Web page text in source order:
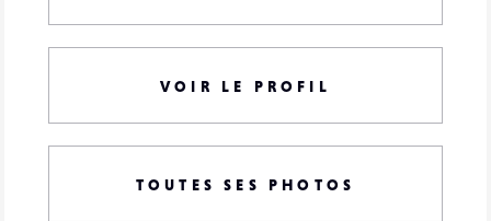
VOIR LE PROFIL
TOUTES SES PHOTOS